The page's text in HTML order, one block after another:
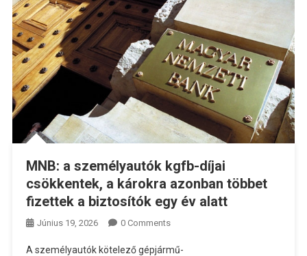
MNB: a személyautók kgfb-díjai
csökkentek, a károkra azonban többet
fizettek a biztosítók egy év alatt
Június 19, 2026 0 Comments
A személyautók kötelező gépjármű-